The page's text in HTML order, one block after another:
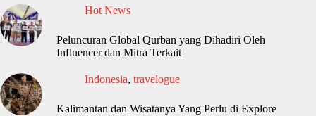
Hot News
Peluncuran Global Qurban yang Dihadiri Oleh
Influencer dan Mitra Terkait
Indonesia, travelogue
Kalimantan dan Wisatanya Yang Perlu di Explore